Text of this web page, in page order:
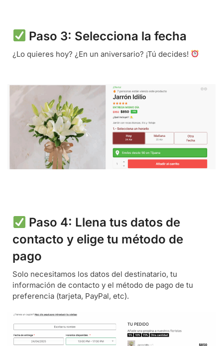
Paso 3: Selecciona la fecha
¿Lo quieres hoy? ¿En un aniversario? ¡Tú decides!
Paso 4: Llena tus datos de
contacto y elige tu método de
pago
Solo necesitamos los datos del destinatario, tu
información de contacto y el método de pago de tu
preferencia (tarjeta, PayPal, etc).